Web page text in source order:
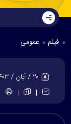
فیلم عمومی